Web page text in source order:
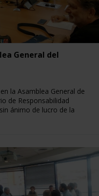
General del
la Asamblea General de
de Responsabilidad
ánimo de lucro de la